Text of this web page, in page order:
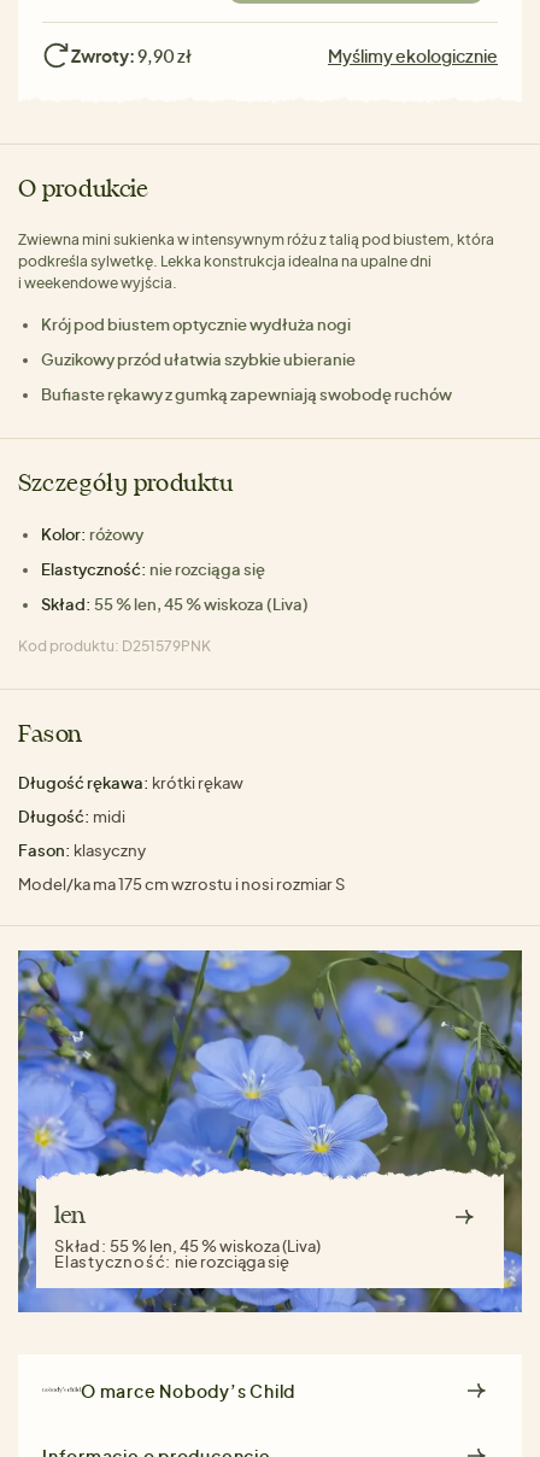
Zwroty:9,90 zł Myślimy ekologicznie
O produkcie
Zwiewna mini sukienka w intensywnym różu z talią pod biustem, która
podkreśla sylwetkę. Lekka konstrukcja idealna na upalne dni
i weekendowe wyjścia.
Krój pod biustem optycznie wydłuża nogi
Guzikowy przód ułatwia szybkie ubieranie
Bufiaste rękawy z gumką zapewniają swobodę ruchów
Szczegóły produktu
Kolor: różowy
Elastyczność: nie rozciąga się
Skład: 55 % len, 45 % wiskoza (Liva)
Kod produktu: D251579PNK
Fason
Długość rękawa: krótki rękaw
Długość: midi
Fason: klasyczny
Model/ka ma 175 cm wzrostu i nosi rozmiar S
len
Skład: 55 % len, 45 % wiskoza (Liva)
Elastyczność: nie rozciąga się
O marce Nobody’s Child